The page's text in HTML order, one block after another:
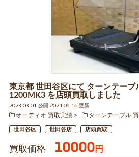
東京都 世田谷区にて ターンテーブ
1200MK3 を店頭買取しました
2023.03.01 公開 2024.09.16 更新
オーディオ 買取実績
ターンテーブル
世田谷区 世田谷店 店頭買取
買取価格 10000円